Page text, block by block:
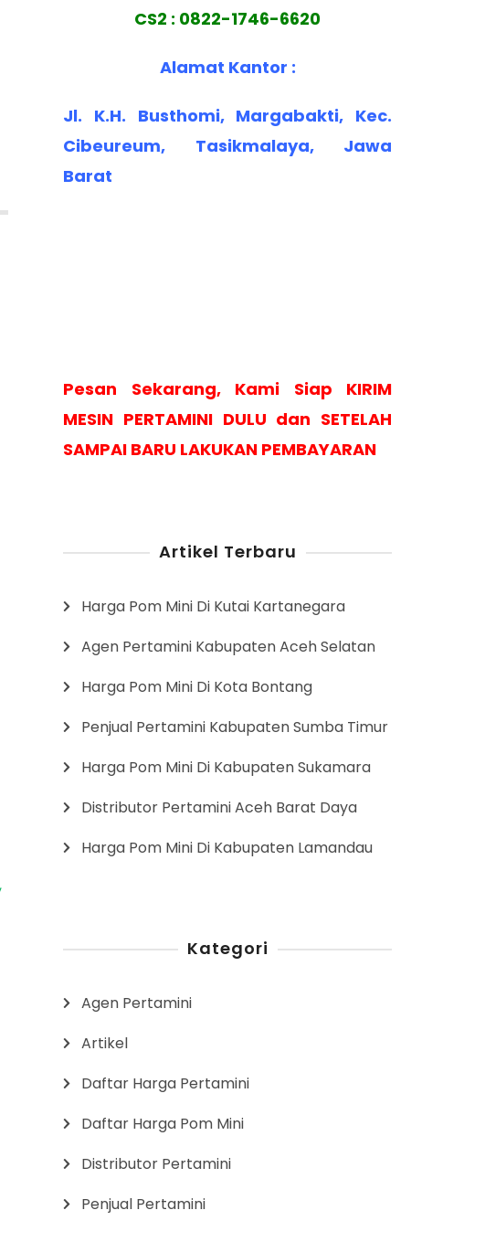
CS2 : 0822-1746-6620
Alamat Kantor :
Jl. K.H. Busthomi, Margabakti, Kec.
Cibeureum, Tasikmalaya, Jawa
Barat
Pesan Sekarang, Kami Siap KIRIM
MESIN PERTAMINI DULU dan SETELAH
SAMPAI BARU LAKUKAN PEMBAYARAN
Artikel Terbaru
Harga Pom Mini Di Kutai Kartanegara
Agen Pertamini Kabupaten Aceh Selatan
Harga Pom Mini Di Kota Bontang
Penjual Pertamini Kabupaten Sumba Timur
Harga Pom Mini Di Kabupaten Sukamara
Distributor Pertamini Aceh Barat Daya
Harga Pom Mini Di Kabupaten Lamandau
Kategori
Agen Pertamini
Artikel
Daftar Harga Pertamini
Daftar Harga Pom Mini
Distributor Pertamini
Penjual Pertamini